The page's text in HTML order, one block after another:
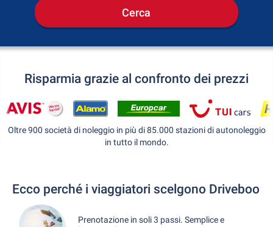
Cerca
Risparmia grazie al confronto dei prezzi
Oltre 900 società di noleggio in più di 85.000 stazioni di autonoleggio
in tutto il mondo.
Ecco perché i viaggiatori scelgono Driveboo
Prenotazione in soli 3 passi. Semplice e